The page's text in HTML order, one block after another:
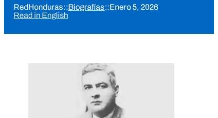
RedHonduras::Biografías::Enero 5, 2026
Read in English